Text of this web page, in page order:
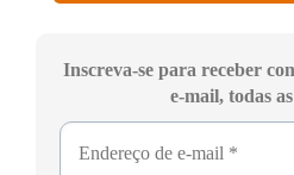
Inscreva-se para receber
e-mail, todas